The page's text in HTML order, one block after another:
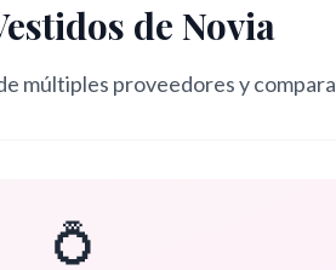
de Novia
múltiples proveedores y compara
💍